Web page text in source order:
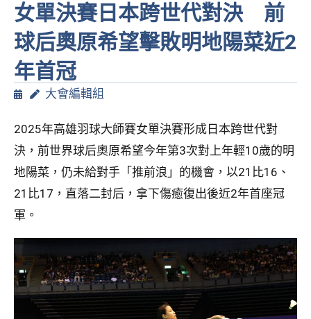
女單決賽日本跨世代對決 前
球后奧原希望擊敗明地陽菜近2
年首冠
大會編輯組
2025年高雄羽球大師賽女單決賽形成日本跨世代對
決，前世界球后奧原希望今年第3次對上年輕10歲的明
地陽菜，仍未給對手「推前浪」的機會，以21比16、
21比17，直落二封后，拿下傷癒復出後近2年首座冠
軍。